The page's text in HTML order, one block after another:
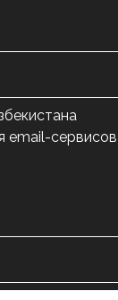
email-сервисов